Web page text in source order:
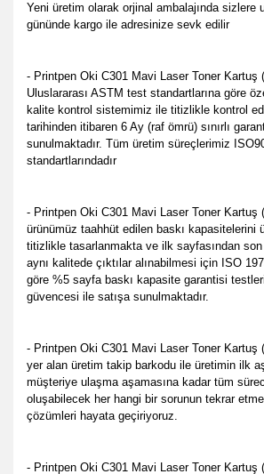
Yeni üretim olarak orjinal ambalajında sizlere
gününde kargo ile adresinize sevk edilir
- Printpen Oki C301 Mavi Laser Toner Kartuş
Uluslararası ASTM test standartlarına göre
kalite kontrol sistemimiz ile titizlikle kontrol
tarihinden itibaren 6 Ay (raf ömrü) sınırlı
sunulmaktadır. Tüm üretim süreçlerimiz
standartlarındadır
- Printpen Oki C301 Mavi Laser Toner Kartuş
ürünümüz taahhüt edilen baskı kapasitelerini
titizlikle tasarlanmakta ve ilk sayfasından
aynı kalitede çıktılar alınabilmesi için ISO
göre %5 sayfa baskı kapasite garantisi
güvencesi ile satışa sunulmaktadır.
- Printpen Oki C301 Mavi Laser Toner Kartuş
yer alan üretim takip barkodu ile üretimin ilk
müşteriye ulaşma aşamasına kadar tüm
oluşabilecek her hangi bir sorunun tekrar
çözümleri hayata geçiriyoruz.
- Printpen Oki C301 Mavi Laser Toner Kartuş